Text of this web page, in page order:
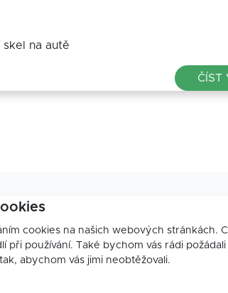
na autě
ČÍST
cookies na našich webových stránkách.
používání. Také bychom vás rádi
abychom vás jimi neobtěžovali.